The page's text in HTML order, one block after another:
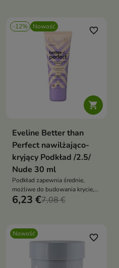
-12% Nowość

favorite_border
Eveline Better than
Perfect nawilżająco-
kryjący Podkład /2.5/
Nude 30 ml
Podkład zapewnia średnie,
możliwe do budowania krycie,
jednocześnie wyrównując
6,23 €7,08 €
Nowość favorite_border